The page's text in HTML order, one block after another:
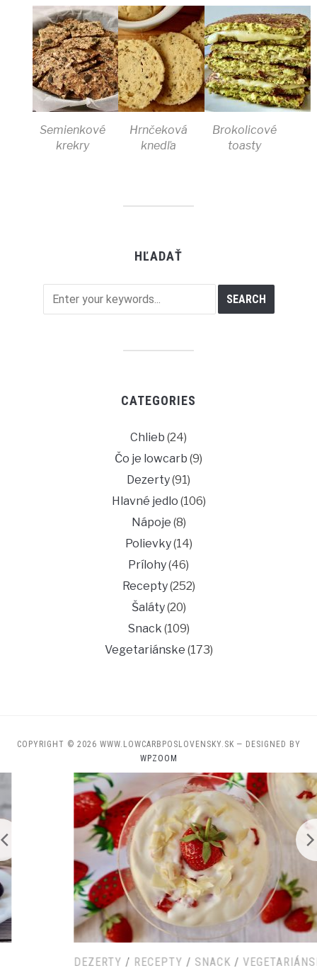
Semienkové
krekry
Hrnčeková
knedľa
Brokolicové
toasty
HĽADAŤ
CATEGORIES
Chlieb (24)
Čo je lowcarb (9)
Dezerty(91)
Hlavné jedlo (106)
Nápoje (8)
Polievky(14)
Prílohy(46)
Recepty(252)
Šaláty(20)
Snack (109)
Vegetariánske (173)
COPYRIGHT © 2026 WWW.LOWCARBPOSLOVENSKY.SK — DESIGNED BY
WPZOOM
DEZERTY/RECEPTY/SNACK/VEGETARIÁNSKE